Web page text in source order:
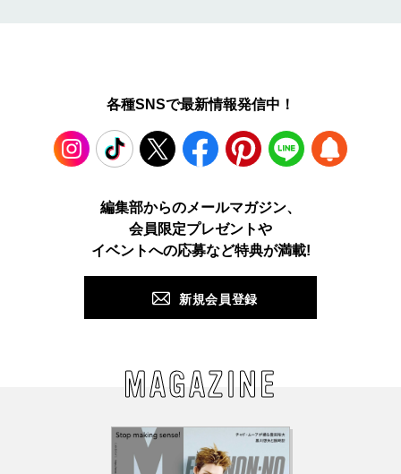
各種SNSで最新情報発信中！
TikTok X Facebook Pinterest LINE
編集部からのメールマガジン、
会員限定プレゼントや
イベントへの応募など特典が満載!
新規会員登録
MAGAZINE